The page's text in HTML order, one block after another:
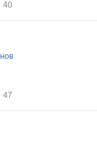
40
47